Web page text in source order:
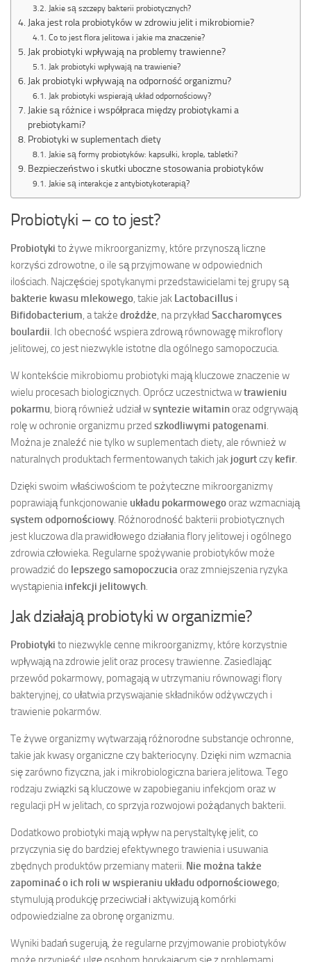
Jakie są szczepy bakterii probiotycznych?
Jaka jest rola probiotyków w zdrowiu jelit i mikrobiomie?
Co to jest flora jelitowa i jakie ma znaczenie?
Jak probiotyki wpływają na problemy trawienne?
Jak probiotyki wpływają na trawienie?
Jak probiotyki wpływają na odporność organizmu?
Jak probiotyki wspierają układ odpornościowy?
Jakie są różnice i współpraca między probiotykami a
prebiotykami?
Probiotyki w suplementach diety
Jakie są formy probiotyków: kapsułki, krople, tabletki?
Bezpieczeństwo i skutki uboczne stosowania probiotyków
Jakie są interakcje z antybiotykoterapią?
Probiotyki – co to jest?
Probiotyki to żywe mikroorganizmy, które przynoszą liczne
korzyści zdrowotne, o ile są przyjmowane w odpowiednich
ilościach. Najczęściej spotykanymi przedstawicielami tej grupy są
bakterie kwasu mlekowego , takie jak Lactobacillus i
Bifidobacterium , a także drożdże , na przykład Saccharomyces
boulardii . Ich obecność wspiera zdrową równowagę mikroflory
jelitowej, co jest niezwykle istotne dla ogólnego samopoczucia.
W kontekście mikrobiomu probiotyki mają kluczowe znaczenie w
wielu procesach biologicznych. Oprócz uczestnictwa wtrawieniu
pokarmu , biorą również udział wsyntezie witaminoraz odgrywają
rolę w ochronie organizmu przed szkodliwymi patogenami
Można je znaleźć nie tylko w suplementach diety, ale również w
naturalnych produktach fermentowanych takich jak jogurtczy kefir.
Dzięki swoim właściwościom te pożyteczne mikroorganizmy
poprawiają funkcjonowanie układu pokarmowegooraz wzmacniają
system odpornościowy . Różnorodność bakterii probiotycznych
jest kluczowa dla prawidłowego działania flory jelitowej i ogólnego
zdrowia człowieka. Regularne spożywanie probiotyków może
prowadzić do lepszego samopoczucia oraz zmniejszenia ryzyka
wystąpienia infekcji jelitowych
Jak działają probiotyki w organizmie?
Probiotyki to niezwykle cenne mikroorganizmy, które korzystnie
wpływają na zdrowie jelit oraz procesy trawienne. Zasiedlając
przewód pokarmowy, pomagają w utrzymaniu równowagi flory
bakteryjnej, co ułatwia przyswajanie składników odżywczych i
trawienie pokarmów.
Te żywe organizmy wytwarzają różnorodne substancje ochronne,
takie jak kwasy organiczne czy bakteriocyny. Dzięki nim wzmacnia
się zarówno fizyczna, jak i mikrobiologiczna bariera jelitowa. Tego
rodzaju związki są kluczowe w zapobieganiu infekcjom oraz w
regulacji pH w jelitach, co sprzyja rozwojowi pożądanych bakterii.
Dodatkowo probiotyki mają wpływ na perystaltykę jelit, co
przyczynia się do bardziej efektywnego trawienia i usuwania
zbędnych produktów przemiany materii. Nie można także
zapominać o ich roli w wspieraniu układu odpornościowego;
stymulują produkcję przeciwciał i aktywizują komórki
odpowiedzialne za obronę organizmu.
Wyniki badań sugerują, że regularne przyjmowanie probiotyków